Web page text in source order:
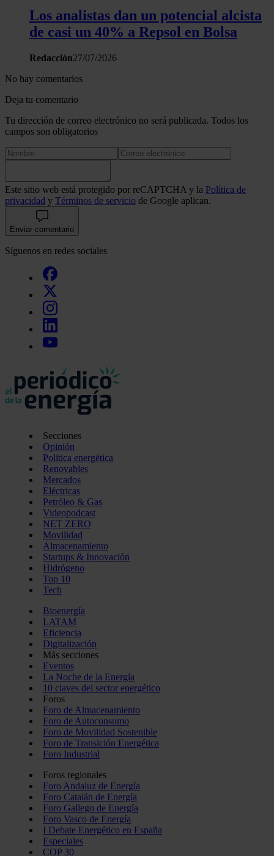
Los analistas dan un potencial alcista
de casi un 40% a Repsol en Bolsa
Redacción27/07/2026
No hay comentarios
Deja tu comentario
Tu dirección de correo electrónico no será publicada. Todos los
campos son obligatorios
Este sitio web está protegido por reCAPTCHA y la Política de
privacidad y Términos de servicio de Google aplican.
Enviar comentario
Síguenos en redes sociales
Secciones
Opinión
Política energética
Renovables
Mercados
Eléctricas
Petróleo & Gas
Videopodcast
NET ZERO
Movilidad
Almacenamiento
Startups & Innovación
Hidrógeno
Top 10
Tech
Bioenergía
LATAM
Eficiencia
Digitalización
Más secciones
Eventos
La Noche de la Energía
10 claves del sector energético
Foros
Foro de Almacenamiento
Foro de Autoconsumo
Foro de Movilidad Sostenible
Foro de Transición Energética
Foro Industrial
Foros regionales
Foro Andaluz de Energía
Foro Catalán de Energía
Foro Gallego de Energía
Foro Vasco de Energía
I Debate Energético en España
Especiales
COP 30